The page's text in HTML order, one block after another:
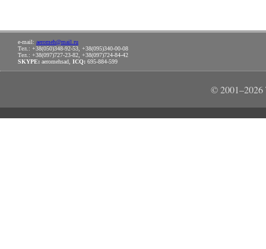
e-mail: aeromeh@mail.ru
Тел.: +38(050)348-92-53, +38(095)340-00-08
Тел.: +38(097)727-23-82, +38(097)724-84-42
SKYPE: aeromehsad, ICQ: 695-884-599
©